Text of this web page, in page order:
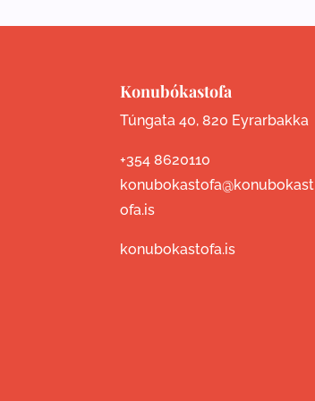
Konubókastofa
Túngata 40, 820 Eyrarbakka
+354 8620110
konubokastofa@konubokast
ofa.is
konubokastofa.is